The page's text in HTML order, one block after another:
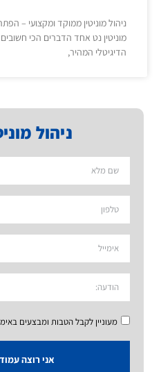
ניהול
מעוניין לקבל הטבות ומבצעים
אני רוצה
ניהול מוניטין ממוקד ומקצועי –
מוניטין נט אחד הדברים הכי
הדיגיטלי המהיר,